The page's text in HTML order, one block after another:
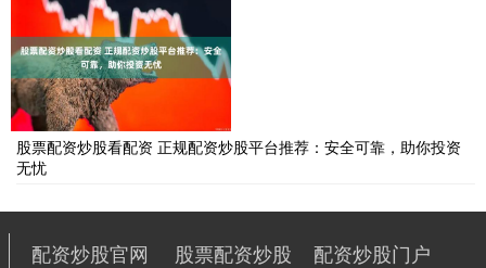
股票配资炒股看配资 正规配资炒股平台推荐：安全可靠，助你投资
无忧
配资炒股官网 股票配资炒股 配资炒股门户